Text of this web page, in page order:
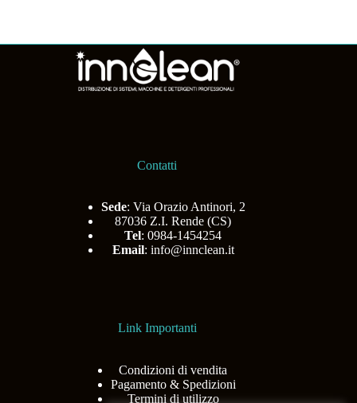
Contatti
Sede: Via Orazio Antinori, 2
87036 Z.I. Rende (CS)
Tel: 0984-1454254
Email: info@innclean.it
Link Importanti
Condizioni di vendita
Pagamento & Spedizioni
Termini di utilizzo